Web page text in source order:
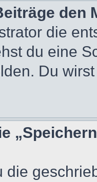
den
die
du eine
Du
die